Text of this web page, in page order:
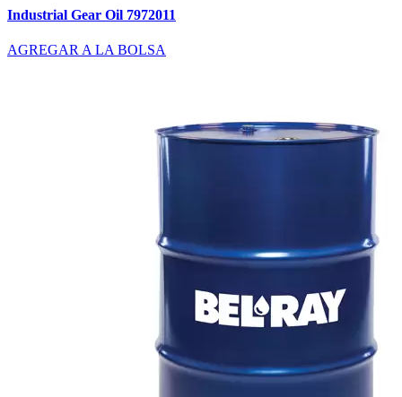
Industrial Gear Oil 7972011
AGREGAR A LA BOLSA